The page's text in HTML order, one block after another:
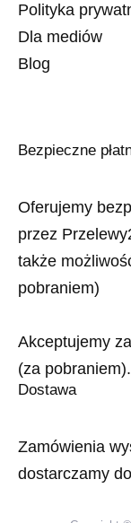
Polityka
Dla mediów
Blog
Bezpieczne
Oferujemy
przez
także
pobraniem)
Akceptujemy
(za pobraniem).
Dostawa
Zamówienia
dostarczamy